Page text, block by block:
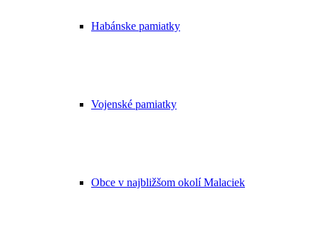
Habánske pamiatky
Vojenské pamiatky
Obce v najbližšom okolí Malaciek